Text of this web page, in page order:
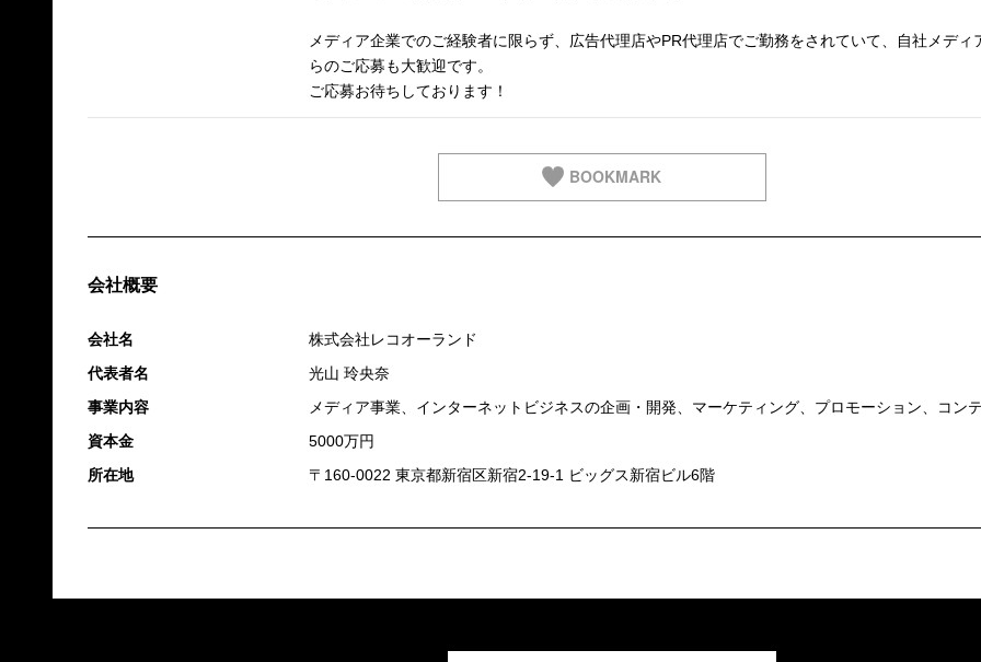
メディア企業でのご経験者に限らず、広告代理店やPR代理店でご勤務をされていて、自社メディ
らのご応募も大歓迎です。
ご応募お待ちしております！
BOOKMARK
会社概要
会社名
株式会社レコオーランド
代表者名
光山 玲央奈
事業内容
メディア事業、インターネットビジネスの企画・開発、マーケティング、プロモーション、コン
資本金
5000万円
所在地
〒160-0022 東京都新宿区新宿2-19-1 ビッグス新宿ビル6階